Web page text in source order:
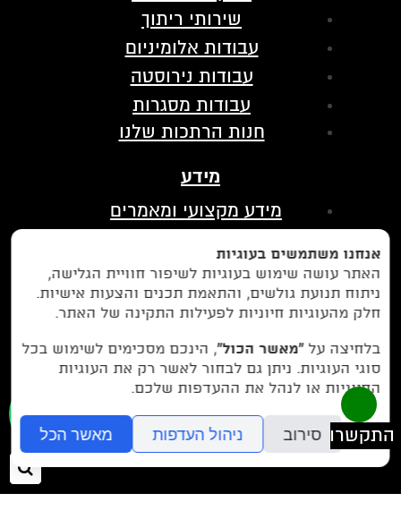
שירותי ריתוך
עבודות אלומיניום
עבודות נירוסטה
עבודות מסגרות
חנות הרתכות שלנו
מידע
מידע מקצועי ומאמרים
מדיניות פרטיות
בין לקוחותינו
לחצו כאן כדי לנווט אלינו בווייז
או חייגו עכשיו -077-9972971
אנחנו משתמשים בעוגיות
האתר עושה שימוש בעוגיות לשיפור חוויית הגלישה,
ניתוח תנועת גולשים, והתאמת תכנים והצעות אישיות.
חלק מהעוגיות חיוניות לפעילות התקינה של האתר.
בלחיצה על“מאשר הכול”, הינכם מסכימים לשימוש בכל
סוגי העוגיות. ניתן גם לבחור לאשר רק את העוגיות
החיוניות או לנהל את ההעדפות שלכם.
סירוב ניהול העדפות מאשר הכל